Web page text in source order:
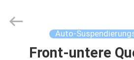
Auto-
Front-untere